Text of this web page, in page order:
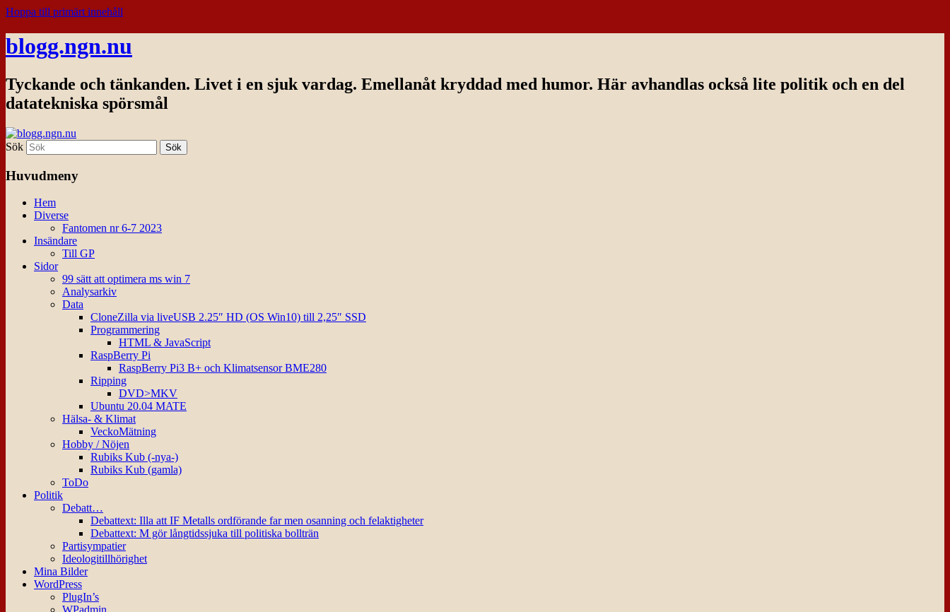
Hoppa till primärt innehåll
blogg.ngn.nu
Tyckande och tänkanden. Livet i en sjuk vardag. Emellanåt kryddad med humor. Här avhandlas också lite politik och en del
datatekniska spörsmål
Sök
Huvudmeny
Hem
Diverse
Fantomen nr 6-7 2023
Insändare
Till GP
Sidor
99 sätt att optimera ms win 7
Analysarkiv
Data
CloneZilla via liveUSB 2.25″ HD (OS Win10) till 2,25″ SSD
Programmering
HTML & JavaScript
RaspBerry Pi
RaspBerry Pi3 B+ och Klimatsensor BME280
Ripping
DVD>MKV
Ubuntu 20.04 MATE
Hälsa- & Klimat
VeckoMätning
Hobby / Nöjen
Rubiks Kub (-nya-)
Rubiks Kub (gamla)
ToDo
Politik
Debatt…
Debattext: Illa att IF Metalls ordförande far men osanning och felaktigheter
Debattext: M gör långtidssjuka till politiska bollträn
Partisympatier
Ideologitillhörighet
Mina Bilder
WordPress
PlugIn’s